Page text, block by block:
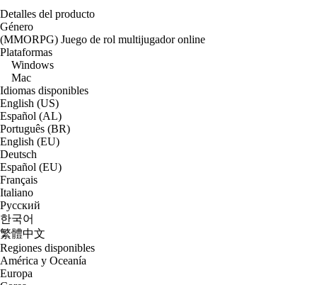
Detalles del producto
Género
(MMORPG) Juego de rol multijugador online
Plataformas
Windows
Mac
Idiomas disponibles
English (US)
Español (AL)
Português (BR)
English (EU)
Deutsch
Español (EU)
Français
Italiano
Русский
한국어
繁體中文
Regiones disponibles
América y Oceanía
Europa